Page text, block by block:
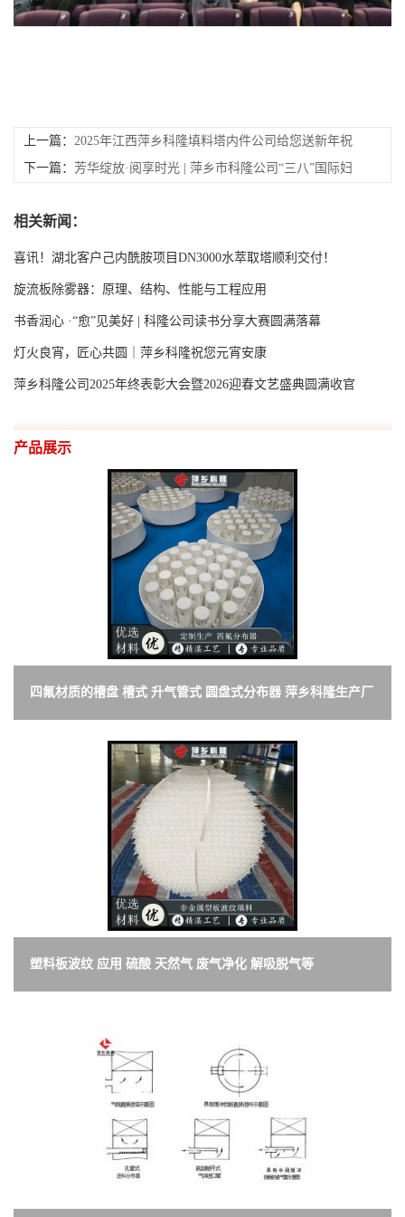
上一篇： 2025年江西萍乡科隆填料塔内件公司给您送新年祝
福啦！
下一篇： 芳华绽放·阅享时光 | 萍乡市科隆公司“三八”国际妇
相关新闻：
喜讯！湖北客户己内酰胺项目DN3000水萃取塔顺利交付！
旋流板除雾器：原理、结构、性能与工程应用
书香润心 ·“愈”见美好 | 科隆公司读书分享大赛圆满落幕
灯火良宵，匠心共圆｜萍乡科隆祝您元宵安康
萍乡科隆公司2025年终表彰大会暨2026迎春文艺盛典圆满收官
产品展示
四氟材质的槽盘 槽式 升气管式 圆盘式分布器 萍乡科隆生产厂
家
塑料板波纹 应用 硫酸 天然气 废气净化 解吸脱气等